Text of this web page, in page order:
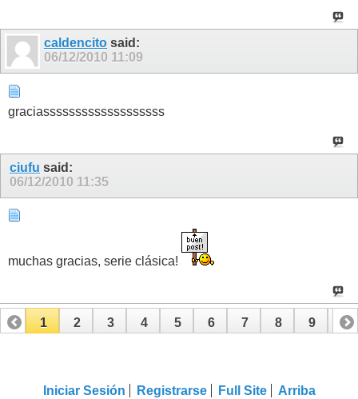
caldencito said:
06/12/2010 11:09
graciasssssssssssssssssss
ciufu said:
06/12/2010 11:35
muchas gracias, serie clásica!
1 2 3 4 5 6 7 8 9 10
Iniciar Sesión Registrarse Full Site Arriba